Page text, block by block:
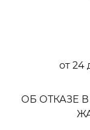
от 24
ОБ ОТКАЗЕ